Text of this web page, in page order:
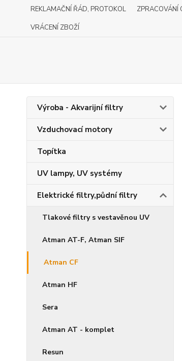
REKLAMAČNÍ ŘÁD, PROTOKOL ZPRACOVÁNÍ
VRÁCENÍ ZBOŽÍ
Výroba - Akvarijní filtry
Vzduchovací motory
Topítka
UV lampy, UV systémy
Elektrické filtry,půdní filtry
Tlakové filtry s vestavěnou UV
Atman AT-F, Atman SIF
Atman CF
Atman HF
Sera
Atman AT - komplet
Resun